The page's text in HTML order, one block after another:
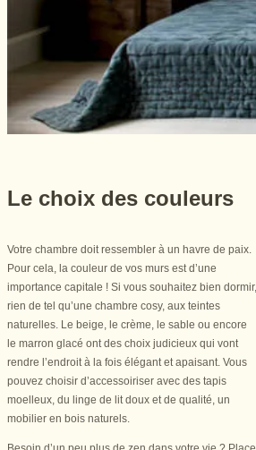
Le choix des couleurs
Votre chambre doit ressembler à un havre de paix.
Pour cela, la couleur de vos murs est d’une
importance capitale ! Si vous souhaitez bien dormir,
rien de tel qu’une chambre cosy, aux teintes
naturelles. Le beige, le crème, le sable ou encore
le marron glacé ont des choix judicieux qui vont
rendre l’endroit à la fois élégant et apaisant. Vous
pouvez choisir d’accessoiriser avec des tapis
moelleux, du linge de lit doux et de qualité, un
mobilier en bois naturels.